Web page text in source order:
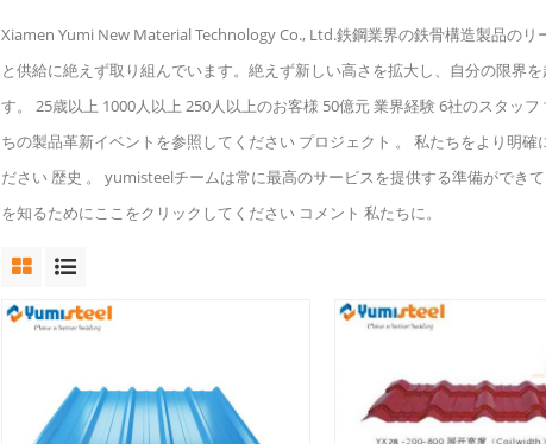
Xiamen Yumi New Material Technology Co., Ltd.鉄鋼業界の鉄骨構造製品の
と供給に絶えず取り組んでいます。絶えず新しい高さを拡大し、自分の限界
す。 25歳以上 1000人以上 250人以上のお客様 50億元 業界経験 6社のスタッ
ちの製品革新イベントを参照してください プロジェクト 。 私たちをより明
ださい 歴史 。 yumisteelチームは常に最高のサービスを提供する準備ができ
を知るためにここをクリックしてください コメント 私たちに。